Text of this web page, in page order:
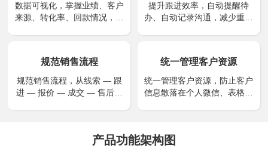
数据可视化，掌握业绩、客户
来源、转化率、回款情况，方
提升跟进效率，自动提醒待
办、自动记录沟通，减少重复
规范销售流程
规范销售流程，从线索 — 跟
进 — 报价 — 成交 — 售后全
统一管理客户资源
统一管理客户资源，防止客户
信息散落在个人微信、表格、
产品功能架构图